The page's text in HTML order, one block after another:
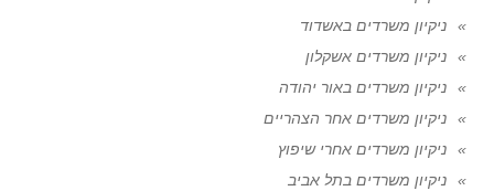
ניקיון משרדים באשדוד
ניקיון משרדים אשקלון
ניקיון משרדים באור יהודה
ניקיון משרדים אחר הצהריים
ניקיון משרדים אחרי שיפוץ
ניקיון משרדים בתל אביב